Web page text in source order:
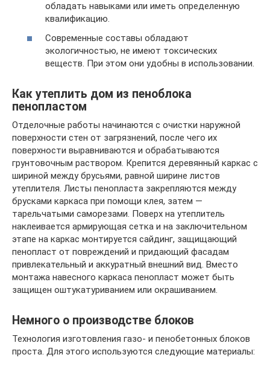
обладать навыками или иметь определенную
квалификацию.
Современные составы обладают
экологичностью, не имеют токсических
веществ. При этом они удобны в использовании.
Как утеплить дом из пеноблока
пенопластом
Отделочные работы начинаются с очистки наружной
поверхности стен от загрязнений, после чего их
поверхности выравниваются и обрабатываются
грунтовочным раствором. Крепится деревянный каркас с
шириной между брусьями, равной ширине листов
утеплителя. Листы пенопласта закрепляются между
брусками каркаса при помощи клея, затем —
тарельчатыми саморезами. Поверх на утеплитель
наклеивается армирующая сетка и на заключительном
этапе на каркас монтируется сайдинг, защищающий
пенопласт от повреждений и придающий фасадам
привлекательный и аккуратный внешний вид. Вместо
монтажа навесного каркаса пенопласт может быть
защищен оштукатуриванием или окрашиванием.
Немного о производстве блоков
Технология изготовления газо- и пенобетонных блоков
проста. Для этого используются следующие материалы: